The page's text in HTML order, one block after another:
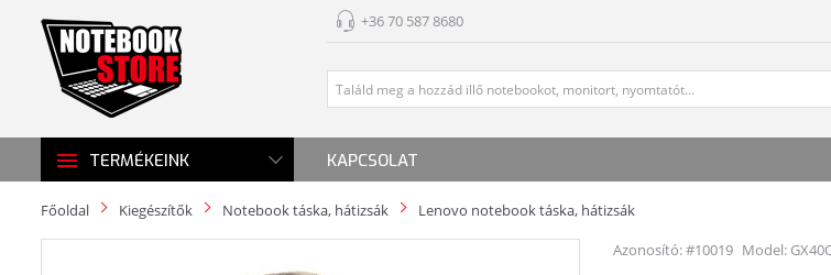
+36 70 587 8680
TERMÉKEINK KAPCSOLAT
Főoldal Kiegészítők Notebook táska, hátizsák Lenovo notebook táska, hátizsák
Azonosító: #10019 Model: